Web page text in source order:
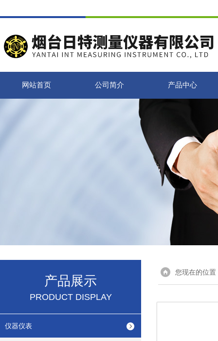
网站首页 公司简介 产品中心
产品展示
PRODUCT DISPLAY
仪器仪表
您现在的位置